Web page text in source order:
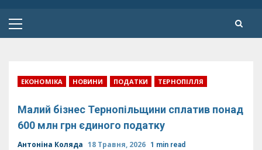
Primary
ЕКОНОМІКА НОВИНИ ПОДАТКИ ТЕРНОПІЛЛЯ
Малий бізнес Тернопільщини сплатив понад
600 млн грн єдиного податку
Антоніна Коляда 18 Травня, 2026 1 min read